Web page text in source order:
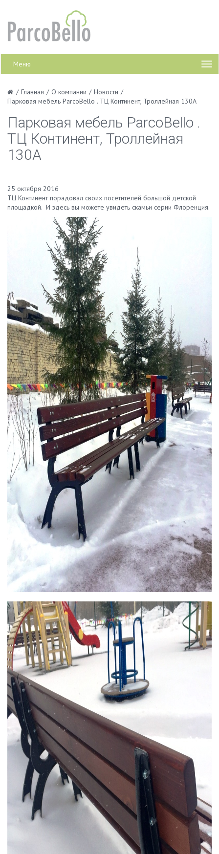
Меню
/ Главная / О компании / Новости /
Парковая мебель ParcoBello . ТЦ Континент, Троллейная 130А
Парковая мебель ParcoBello .
ТЦ Континент, Троллейная
130А
25 октября 2016
ТЦ Континент порадовал своих посетителей большой детской
площадкой. И здесь вы можете увидеть скамьи серии Флоренция.